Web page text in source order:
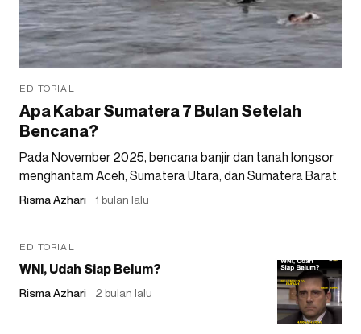
EDITORIAL
Apa Kabar Sumatera 7 Bulan Setelah
Bencana?
Pada November 2025, bencana banjir dan tanah longsor
menghantam Aceh, Sumatera Utara, dan Sumatera Barat.
Risma Azhari 1 bulan lalu
EDITORIAL
WNI, Udah Siap Belum?
Risma Azhari 2 bulan lalu